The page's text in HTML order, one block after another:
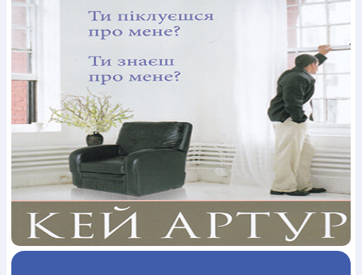
Богослов`я
Шлюб і сім`я
Супутні товари
Періодика
Аудіо Відео
Галантерея
Закладки для книгФутболки
Біжутерія
Блокноти
Щоденники / щотижневики
Вироби з дерева
Вироби з кераміки і глини
Картини
Навчальні мапиШкіряні вироби
Металеві
виробиМіні-лампи НаклейкиНастільні ігри
Пакети
подарунковіПлакатиПластмасові вироби Хустки
Подарункові картки Розвиваючі ігриРепринти
Свічки
ЗошитиФотокартини Чохли на Библії Головні убори
КалендаріКанцелярскі товариКомп`ютерні ігри
Листівки
Сувенирна продукція Годинники
Пазли
Книга в комплекті